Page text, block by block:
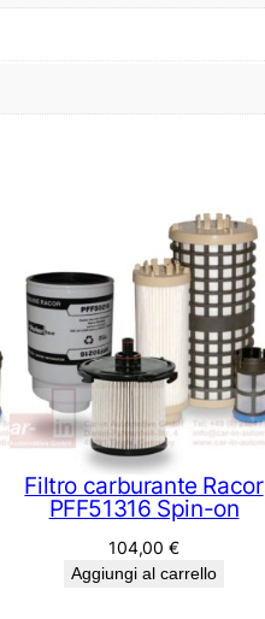
Filtro carburante Racor
PFF51316 Spin-on
104,00€
Aggiungi al carrello